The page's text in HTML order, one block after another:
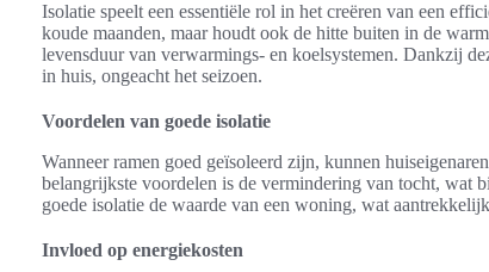
Isolatie speelt een essentiële rol in het creëren van een
koude maanden, maar houdt ook de hitte buiten in de
levensduur van verwarmings- en koelsystemen. Dankzij
in huis, ongeacht het seizoen.
Voordelen van goede isolatie
Wanneer ramen goed geïsoleerd zijn, kunnen
belangrijkste voordelen is de vermindering van tocht, wat
goede isolatie de waarde van een woning, wat
Invloed op energiekosten